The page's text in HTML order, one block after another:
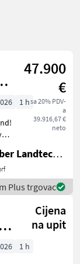
47.900
€
sa 20% PDV-
a
39.916,67 €
neto
1 h
Amselgruber Landtechnik GmbH
Plus trgovac
Cijena
na upit
1 h